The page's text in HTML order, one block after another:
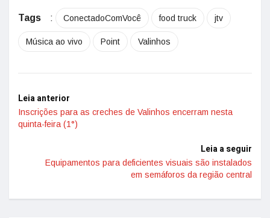
Tags : ConectadoComVocê food truck jtv
Música ao vivo Point Valinhos
Leia anterior
Inscrições para as creches de Valinhos encerram nesta
quinta-feira (1°)
Leia a seguir
Equipamentos para deficientes visuais são instalados
em semáforos da região central